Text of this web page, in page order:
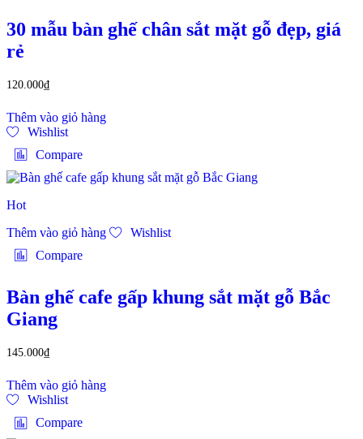
30 mẫu bàn ghế chân sắt mặt gỗ đẹp, giá
rẻ
120.000₫
Thêm vào giỏ hàng
Wishlist
Compare
Hot
Thêm vào giỏ hàng
Wishlist
Compare
Bàn ghế cafe gấp khung sắt mặt gỗ Bắc
Giang
145.000₫
Thêm vào giỏ hàng
Wishlist
Compare